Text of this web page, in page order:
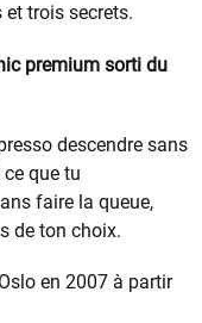
et trois secrets.
premium sorti du
descendre sans
que tu
faire la queue,
de ton choix.
en 2007 à partir